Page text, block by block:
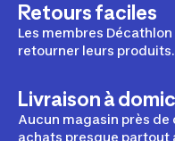
Filets de pêche
Coffres et étuis de
Retours faciles
Les membres
retourner leurs produits.
Livraison à
Aucun magasin près de
achats presque partout